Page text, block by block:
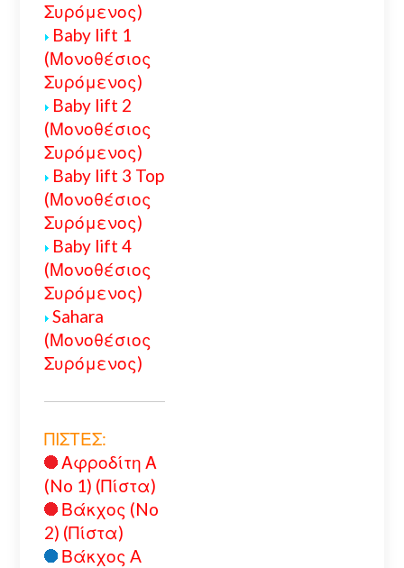
Συρόμενος)
Baby lift 1
(Μονοθέσιος
Συρόμενος)
Baby lift 2
(Μονοθέσιος
Συρόμενος)
Baby lift 3 Top
(Μονοθέσιος
Συρόμενος)
Baby lift 4
(Μονοθέσιος
Συρόμενος)
Sahara
(Μονοθέσιος
Συρόμενος)
ΠΙΣΤΕΣ:
Αφροδίτη Α
(No 1) (Πίστα)
Βάκχος (No
2) (Πίστα)
Βάκχος A